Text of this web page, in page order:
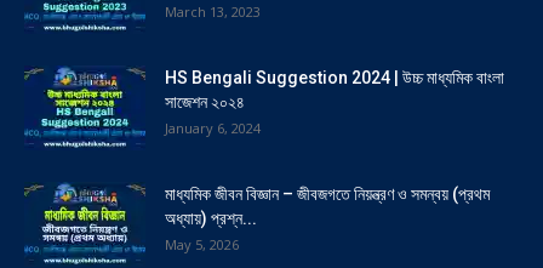
March 13, 2023
HS Bengali Suggestion 2024 | উচ্চ মাধ্যমিক বাংলা
সাজেশন ২০২৪
January 6, 2024
মাধ্যমিক জীবন বিজ্ঞান – জীবজগতে নিয়ন্ত্রণ ও সমন্বয় (প্রথম
অধ্যায়) প্রশ্ন...
May 5, 2026